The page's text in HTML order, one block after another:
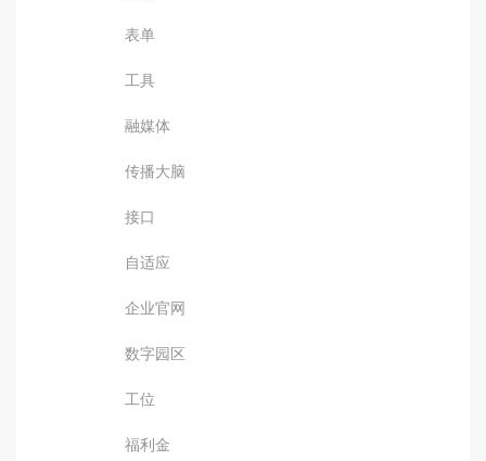
表单
工具
融媒体
传播大脑
接口
自适应
企业官网
数字园区
工位
福利金